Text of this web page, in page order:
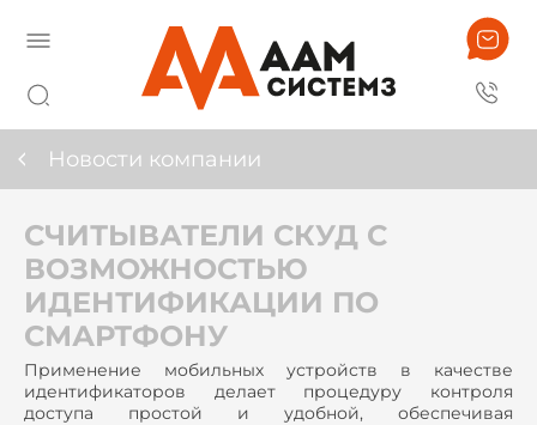
Новости компании
СЧИТЫВАТЕЛИ СКУД С
ВОЗМОЖНОСТЬЮ
ИДЕНТИФИКАЦИИ ПО
СМАРТФОНУ
Применение мобильных устройств в качестве
идентификаторов делает процедуру контроля
доступа простой и удобной, обеспечивая